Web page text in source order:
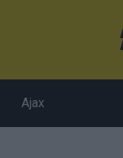
Ajax